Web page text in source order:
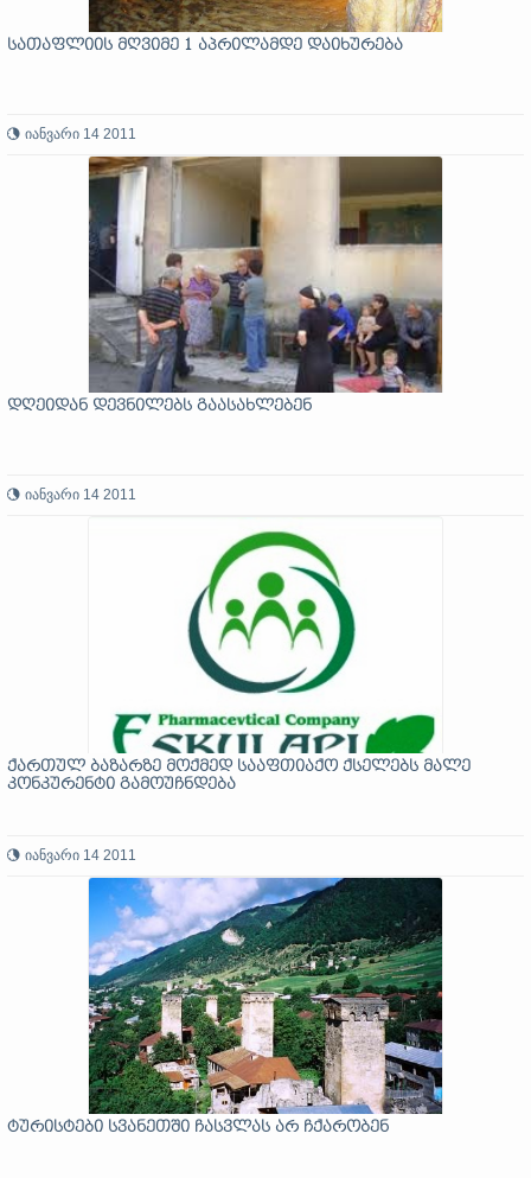
სათაფლიის მღვიმე 1 აპრილამდე დაიხურება
იანვარი 14 2011
დღეიდან დევნილებს გაასახლებენ
იანვარი 14 2011
ქართულ ბაზარზე მოქმედ სააფთიაქო ქსელებს მალე
კონკურენტი გამოუჩნდება
იანვარი 14 2011
ტურისტები სვანეთში ჩასვლას არ ჩქარობენ